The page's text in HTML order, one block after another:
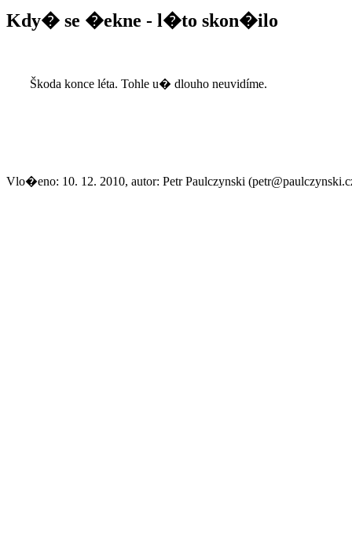
Kdy� se �ekne - l�to skon�ilo
Škoda konce léta. Tohle u� dlouho neuvidíme.
Vlo�eno: 10. 12. 2010, autor: Petr Paulczynski